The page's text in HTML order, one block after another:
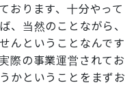
おります、十分やって
、当然のことながら、
んということなんです
際の事業運営されてお
かということをまずお